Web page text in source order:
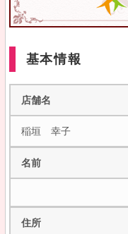
基本情報
店舗名
稲垣 幸子
名前
住所